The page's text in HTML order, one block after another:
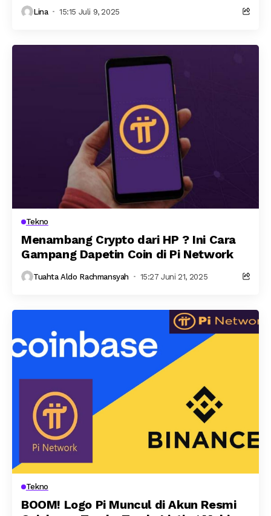
Lina 15:15 Juli 9, 2025
Tekno
Menambang Crypto dari HP ? Ini Cara
Gampang Dapetin Coin di Pi Network
Tuahta Aldo Rachmansyah 15:27 Juni 21, 2025
Tekno
BOOM! Logo Pi Muncul di Akun Resmi